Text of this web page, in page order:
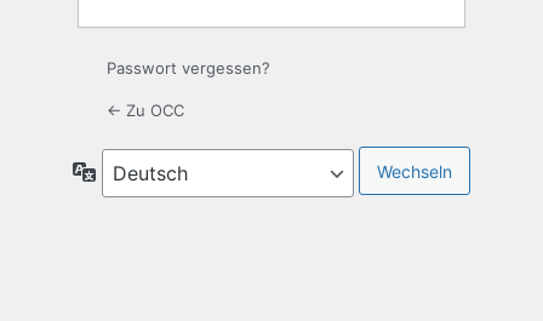
Passwort vergessen?
← Zu OCC
Sprache